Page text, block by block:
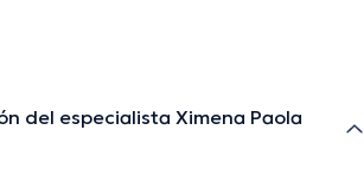
del especialista Ximena Paola